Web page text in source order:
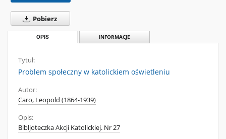
Pobierz
OPIS INFORMACJE
Tytuł:
Problem społeczny w katolickiem oświetleniu
Autor:
Caro, Leopold (1864-1939)
Opis:
Bibljoteczka Akcji Katolickiej. Nr 27